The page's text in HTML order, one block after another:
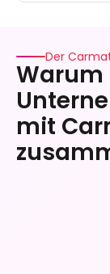
Der
Warum
mit